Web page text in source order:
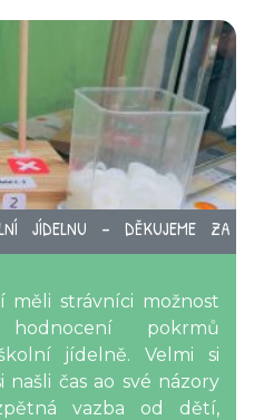
JÍDELNU – DĚKUJEME ZA
strávníci možnost
pokrmů
jídelně. Velmi si
našli čas ao své názory
vazba od dětí,